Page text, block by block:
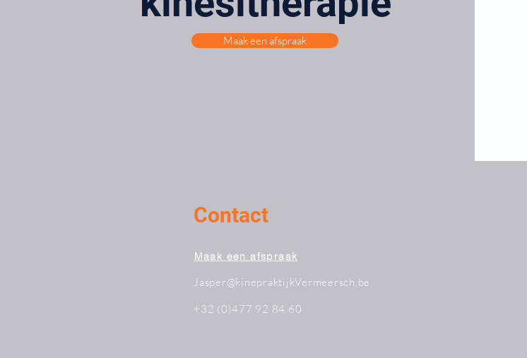
Maak een afspraak
Contact
Maak een afspraak
Jasper@kinepraktijkVermeersch.be
+32 (0)477 92 84 60